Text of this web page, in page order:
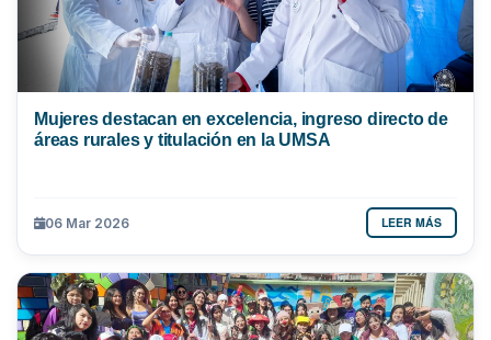
Mujeres destacan en excelencia, ingreso directo de
áreas rurales y titulación en la UMSA
06 Mar 2026 LEER MÁS